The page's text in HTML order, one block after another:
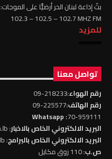
بثّ إذاعة لبنان الحر أرضيًّا على الموجات:
102.3 – 102.5 – 102.7 MHZ FM
للمزيد
تواصل معنا
رقم الهواء:218233-09
رقم الهاتف:225577-09
70-959111
: Whatsapp
البريد الالكتروني الخاص بالاخبار: news@rll.com.lb
البريد الالكتروني الخاص بالبرامج: info@rll.com.lb
ص.ب: 110 زوق مكايل